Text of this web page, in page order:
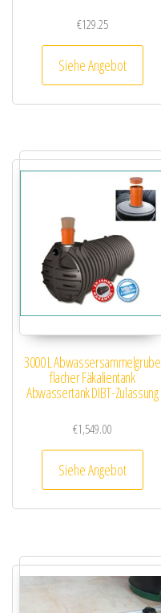
€129.25
Siehe Angebot
3000 L Abwassersammelgrube
flacher Fäkalientank
Abwassertank DIBT-Zulassung
€1,549.00
Siehe Angebot